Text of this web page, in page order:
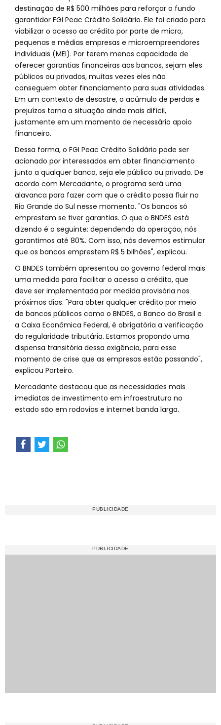
destinação de R$ 500 milhões para reforçar o fundo
garantidor FGI Peac Crédito Solidário. Ele foi criado para
viabilizar o acesso ao crédito por parte de micro,
pequenas e médias empresas e microempreendores
individuais (MEI). Por terem menos capacidade de
oferecer garantias financeiras aos bancos, sejam eles
públicos ou privados, muitas vezes eles não
conseguem obter financiamento para suas atividades.
Em um contexto de desastre, o acúmulo de perdas e
prejuízos torna a situação ainda mais difícil,
justamente em um momento de necessário apoio
financeiro.
Dessa forma, o FGI Peac Crédito Solidário pode ser
acionado por interessados em obter financiamento
junto a qualquer banco, seja ele público ou privado. De
acordo com Mercadante, o programa será uma
alavanca para fazer com que o crédito possa fluir no
Rio Grande do Sul nesse momento. "Os bancos só
emprestam se tiver garantias. O que o BNDES está
dizendo é o seguinte: dependendo da operação, nós
garantimos até 80%. Com isso, nós devemos estimular
que os bancos emprestem R$ 5 bilhões", explicou.
O BNDES também apresentou ao governo federal mais
uma medida para facilitar o acesso a crédito, que
deve ser implementada por medida provisória nos
próximos dias. "Para obter qualquer crédito por meio
de bancos públicos como o BNDES, o Banco do Brasil e
a Caixa Econômica Federal, é obrigatória a verificação
da regularidade tributária. Estamos propondo uma
dispensa transitória dessa exigência, para esse
momento de crise que as empresas estão passando",
explicou Porteiro.
Mercadante destacou que as necessidades mais
imediatas de investimento em infraestrutura no
estado são em rodovias e internet banda larga.